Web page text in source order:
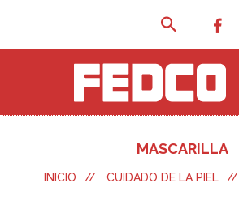
MASCARILLA
INICIO // CUIDADO DE LA PIEL //